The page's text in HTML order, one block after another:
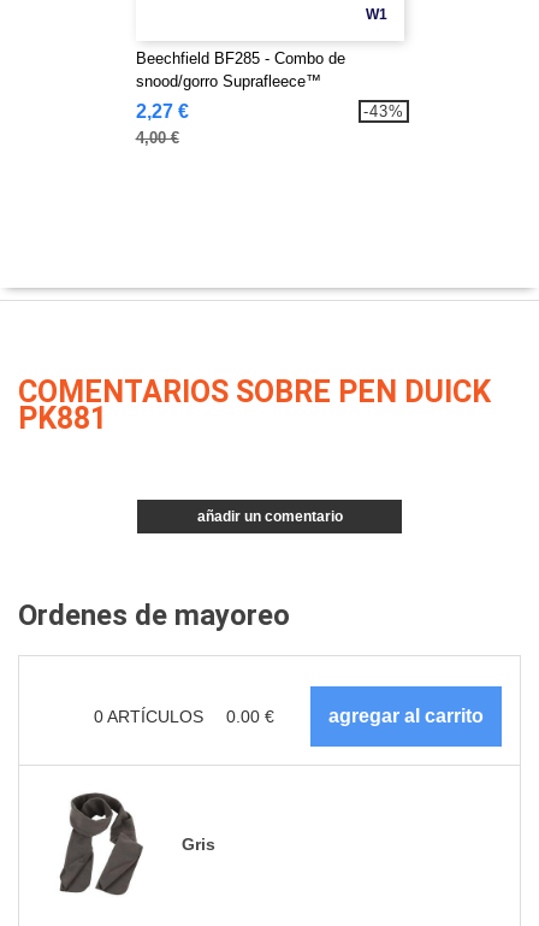
W1
Beechfield BF285 - Combo de
snood/gorro Suprafleece™
2,27 €
4,00 €
-43%
COMENTARIOS SOBRE PEN DUICK
PK881
añadir un comentario
Ordenes de mayoreo
0ARTÍCULOS 0.00 €
Gris